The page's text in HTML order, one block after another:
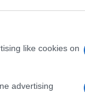
like cookies on
advertising
quello